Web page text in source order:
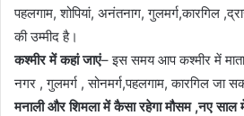
पहलगाम, शोपियां, अनंतनाग, गुलमर्ग,कारगिल
की उम्मीद है।
कश्मीर में कहां जाएं– इस समय आप कश्मीर में
नगर , गुलमर्ग , सोनमर्ग,पहलगाम, कारगिल जा
मनाली और शिमला में कैसा रहेगा मौसम ,नए साल